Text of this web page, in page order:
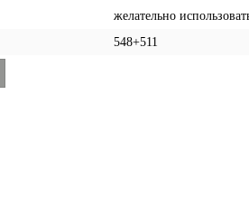
желательно
548+511